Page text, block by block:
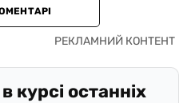
курсі останніх